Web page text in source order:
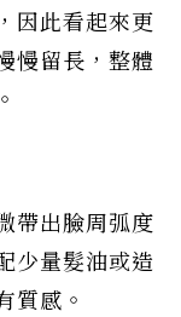
因此看起來更
慢留長，整體
帶出臉周弧度
少量髮油或造
質感。